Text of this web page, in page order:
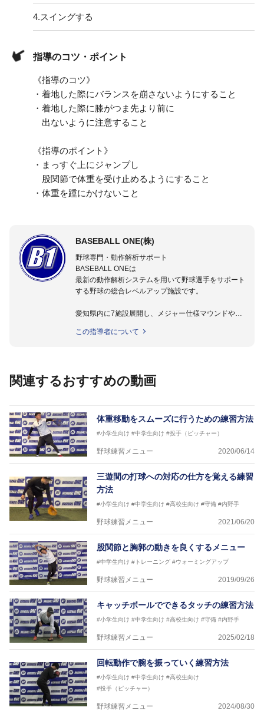
4.スイングする
指導のコツ・ポイント
《指導のコツ》
・着地した際にバランスを崩さないようにすること
・着地した際に膝がつま先より前に
出ないように注意すること
《指導のポイント》
・まっすぐ上にジャンプし
股関節で体重を受け止めるようにすること
・体重を踵にかけないこと
BASEBALL ONE(株)
野球専門・動作解析サポート
BASEBALL ONEは
最新の動作解析システムを用いて野球選手をサポート
する野球の総合レベルアップ施設です。
愛知県内に7施設展開し、メジャー仕様マウンドやト
動作解析システムを用いて、小学生からプロ野球選手
この指導者について
関連するおすすめの動画
体重移動をスムーズに行うための練習方法
#小学生向け #中学生向け #投手（ピッチャー）
野球練習メニュー 2020/06/14
三遊間の打球への対応の仕方を覚える練習
方法
#小学生向け #中学生向け #高校生向け #守備 #内野手
野球練習メニュー 2021/06/20
股関節と胸郭の動きを良くするメニュー
#中学生向け #トレーニング #ウォーミングアップ
野球練習メニュー 2019/09/26
キャッチボールでできるタッチの練習方法
#小学生向け #中学生向け #高校生向け #守備 #内野手
野球練習メニュー 2025/02/18
回転動作で腕を振っていく練習方法
#小学生向け #中学生向け #高校生向け
#投手（ピッチャー）
野球練習メニュー 2024/08/30